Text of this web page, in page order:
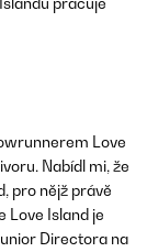
Love
Nabídl mi, že
pro nějž právě
Love Island je
Directora na